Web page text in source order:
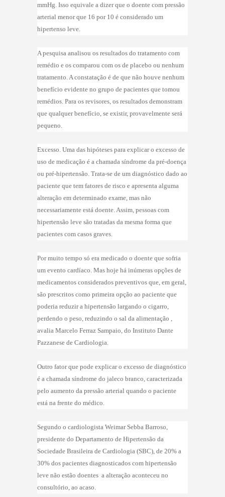
mmHg. Isso equivale a dizer que o doente com pressão
arterial menor que 16 por 10 é considerado um
hipertenso leve.
A pesquisa analisou os resultados do tratamento com
remédio e os comparou com os de placebo ou nenhum
tratamento. A constatação é de que não houve nenhum
benefício evidente no grupo de pacientes que tomou
remédios. Para os revisores, os resultados demonstram
que qualquer benefício, se existir, provavelmente será
pequeno.
Excesso. Uma das hipóteses para explicar o excesso de
uso de medicação é a chamada síndrome da pré-doença
ou pré-hipertensão. Trata-se de um diagnóstico dado ao
paciente que tem fatores de risco e apresenta alguma
alteração em determinado exame, mas não
necessariamente está doente. Assim, pessoas com
hipertensão leve são tratadas da mesma forma que
pacientes com casos graves.
Por muito tempo só era medicado o doente que sofria
um evento cardíaco. Mas hoje há inúmeras opções de
medicamentos considerados preventivos que, em geral,
são prescritos como primeira opção ao paciente que
poderia reduzir a hipertensão largando o cigarro,
perdendo o peso, reduzindo o sal da alimentação ,
avalia Marcelo Ferraz Sampaio, do Instituto Dante
Pazzanese de Cardiologia.
Outro fator que pode explicar o excesso de diagnóstico
é a chamada síndrome do jaleco branco, caracterizada
pelo aumento da pressão arterial quando o paciente
está na frente do médico.
Segundo o cardiologista Weimar Sebba Barroso,
presidente do Departamento de Hipertensão da
Sociedade Brasileira de Cardiologia (SBC), de 20% a
30% dos pacientes diagnosticados com hipertensão
leve não estão doentes  a alteração aconteceu no
consultório, ao acaso.